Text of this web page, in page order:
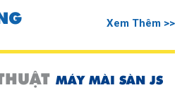
Xem Thêm >>
MÁY MÀI SÀN JS